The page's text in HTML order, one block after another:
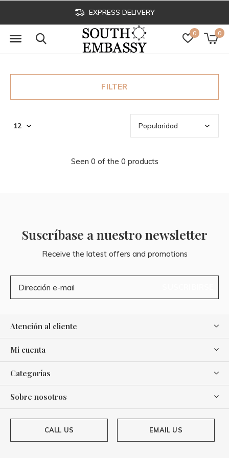
0 0
EXPRESS DELIVERY
FILTER
Seen 0 of the 0 products
Suscríbase a nuestro newsletter
Receive the latest offers and promotions
Atención al cliente
Mi cuenta
Categorías
Sobre nosotros
CALL US EMAIL US